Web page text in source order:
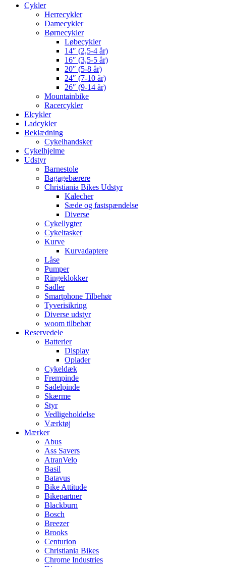
Cykler
Herrecykler
Damecykler
Børnecykler
Løbecykler
14″ (2,5-4 år)
16″ (3,5-5 år)
20″ (5-8 år)
24″ (7-10 år)
26″ (9-14 år)
Mountainbike
Racercykler
Elcykler
Ladcykler
Beklædning
Cykelhandsker
Cykelhjelme
Udstyr
Barnestole
Bagagebærere
Christiania Bikes Udstyr
Kalecher
Sæde og fastspændelse
Diverse
Cykellygter
Cykeltasker
Kurve
Kurvadaptere
Låse
Pumper
Ringeklokker
Sadler
Smartphone Tilbehør
Tyverisikring
Diverse udstyr
woom tilbehør
Reservedele
Batterier
Display
Oplader
Cykeldæk
Frempinde
Sadelpinde
Skærme
Styr
Vedligeholdelse
Værktøj
Mærker
Abus
Ass Savers
AtranVelo
Basil
Batavus
Bike Attitude
Bikepartner
Blackburn
Bosch
Breezer
Brooks
Centurion
Christiania Bikes
Chrome Industries